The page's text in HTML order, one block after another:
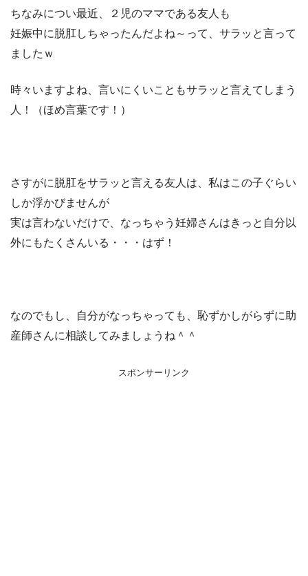
ちなみについ最近、２児のママである友人も
妊娠中に脱肛しちゃったんだよね～って、サラッと言って
ましたｗ
時々いますよね、言いにくいこともサラッと言えてしまう
人！（ほめ言葉です！）
さすがに脱肛をサラッと言える友人は、私はこの子ぐらい
しか浮かびませんが
実は言わないだけで、なっちゃう妊婦さんはきっと自分以
外にもたくさんいる・・・はず！
なのでもし、自分がなっちゃっても、恥ずかしがらずに助
産師さんに相談してみましょうね＾＾
スポンサーリンク